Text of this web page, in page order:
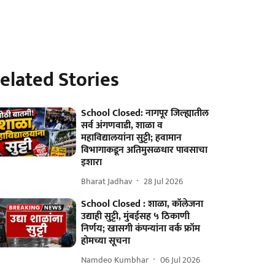
Stories
School Closed: नागपूर जिल्ह्यातील
सर्व अंगणवाडी, शाळा व
महाविद्यालयांना सुट्टी; हवामान
विभागाकडून अतिमुसळधार पावसाचा
इशारा
Bharat Jadhav 28 Jul 2026
School Closed : शाळा, कॉलेजना
उद्याही सुट्टी, मुंबईसह ५ ठिकाणी
निर्णय; खासगी कंपन्यांना वर्क फ्रॉम
होमच्या सूचना
Namdeo Kumbhar 06 Jul 2026